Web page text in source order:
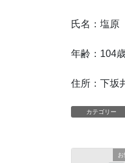
氏名：塩
年齢：104
住所：下坂
カテゴリー